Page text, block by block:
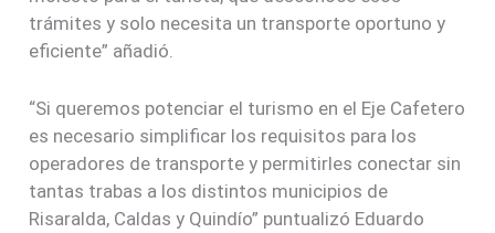
trámites y solo necesita un transporte oportuno y
eficiente” añadió.
“Si queremos potenciar el turismo en el Eje Cafetero
es necesario simplificar los requisitos para los
operadores de transporte y permitirles conectar sin
tantas trabas a los distintos municipios de
Risaralda, Caldas y Quindío” puntualizó Eduardo